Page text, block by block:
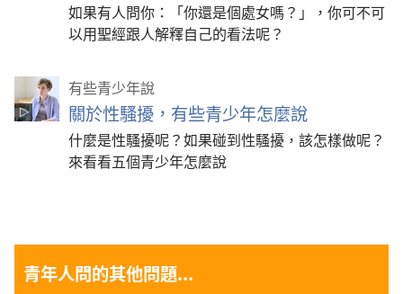
如果有人問你：「你還是個處女嗎？」，你可不可
以用聖經跟人解釋自己的看法呢？
有些青少年說
關於性騷擾，有些青少年怎麼說
什麼是性騷擾呢？如果碰到性騷擾，該怎樣做呢？
來看看五個青少年怎麼說
青年人問的其他問題...